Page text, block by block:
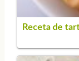
Receta de